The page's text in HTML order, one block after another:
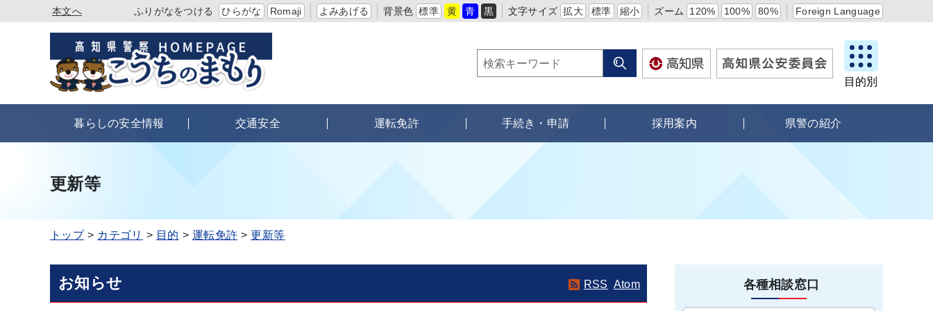
本文へ ふりがなをつける ひらがな Romaji よみあげる 背景色 標準 黄 青 黒 文字サイズ 拡大 標準 縮小 ズーム 120% 100% 80% Foreign Language
目的別
暮らしの安全情報 交通安全 運転免許 手続き・申請 採用案内 県警の紹介
更新等
トップ カテゴリ 目的 運転免許 更新等
お知らせ RSS Atom 各種相談窓口